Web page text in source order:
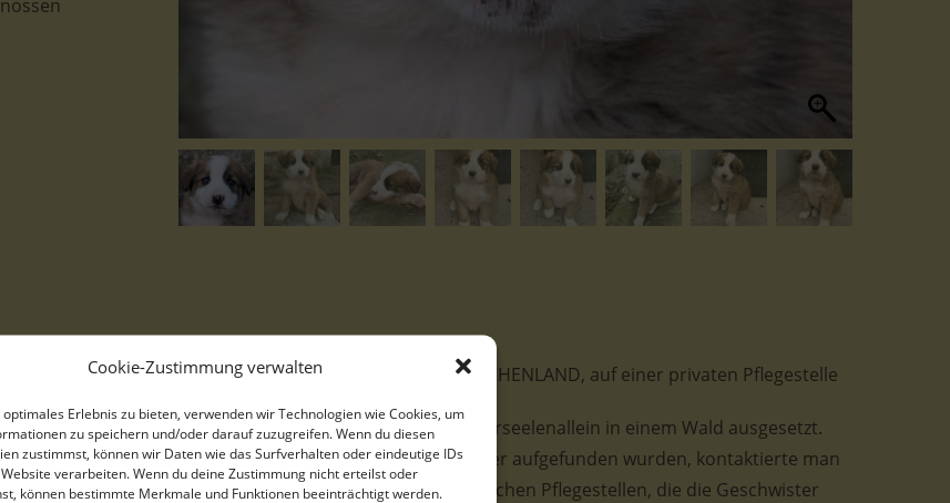
Cookie-Zustimmung verwalten
Erlebnis zu bieten, verwenden wir Technologien wie Cookies, um
zu speichern und/oder darauf zuzugreifen. Wenn du diesen
zustimmst, können wir Daten wie das Surfverhalten oder eindeutige IDs
verarbeiten. Wenn du deine Zustimmung nicht erteilst oder
können bestimmte Merkmale und Funktionen beeinträchtigt werden.
Krümel, geb. ca. 03/2026, lebt in GRIECHENLAND, auf einer privaten Pflegestelle
Diese süße Rasselbande wurde mutterseelenallein in einem Wald ausgesetzt.
Nachdem die Welpen dort ohne Mutter aufgefunden wurden, kontaktierte man
glücklicherweise eine unserer griechischen Pflegestellen, die die Geschwister